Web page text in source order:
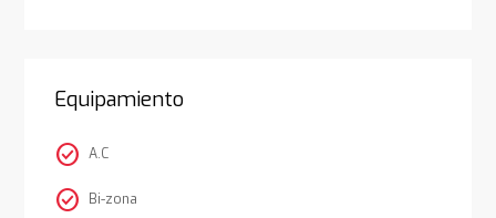
Equipamiento
check_circle A.C
check_circle Bi-zona